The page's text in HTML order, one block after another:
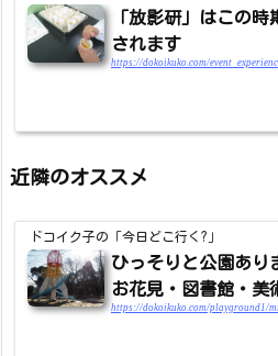
「放影研」はこの
されます
https://dokoikuko.com/
近隣のオススメ
ドコイク子の「今日どこ行く?」
ひっそりと公園あり
お花見・図書館・美
https://dokoikuko.com/playground1/